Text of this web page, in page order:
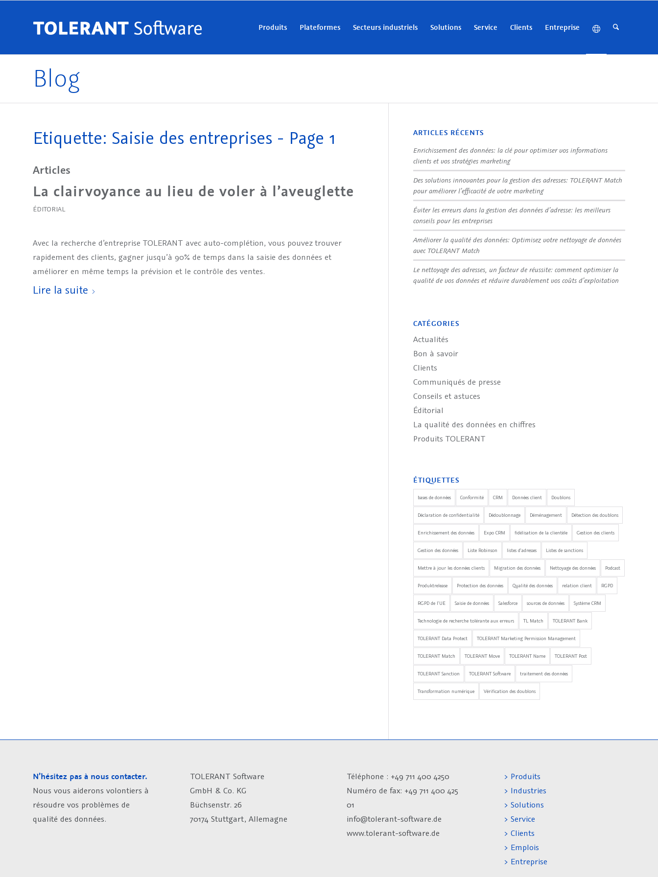
Produits Plateformes Secteurs industriels Solutions Service Clients Entreprise
Blog
Etiquette: Saisie des entreprises - Page 1
Articles
La clairvoyance au lieu de voler à l’aveuglette
ÉDITORIAL
Avec la recherche d’entreprise TOLERANT avec auto-complétion, vous pouvez trouver
rapidement des clients, gagner jusqu’à 90% de temps dans la saisie des données et
améliorer en même temps la prévision et le contrôle des ventes.
Lire la suite
ARTICLES RÉCENTS
Enrichissement des données: la clé pour optimiser vos informations
clients et vos stratégies marketing
Des solutions innovantes pour la gestion des adresses: TOLERANT Match
pour améliorer l’efficacité de votre marketing
Éviter les erreurs dans la gestion des données d’adresse: les meilleurs
conseils pour les entreprises
Améliorer la qualité des données: Optimisez votre nettoyage de données
avec TOLERANT Match
Le nettoyage des adresses, un facteur de réussite: comment optimiser la
qualité de vos données et réduire durablement vos coûts d’exploitation
CATÉGORIES
Actualités
Bon à savoir
Clients
Communiqués de presse
Conseils et astuces
Éditorial
La qualité des données en chiffres
Produits TOLERANT
ÉTIQUETTES
bases de données Conformité CRM Données client Doublons
Déclaration de confidentialité Dédoublonnage Déménagement Détection des doublons
Enrichissement des données Expo CRM fidélisation de la clientèle Gestion des clients
Gestion des données Liste Robinson listes d'adresses Listes de sanctions
Mettre à jour les données clients Migration des données Nettoyage des données Podcast
Produktrelease Protection des données Qualité des données relation client RGPD
RGPD de l'UE Saisie de données Salesforce sources de données Système CRM
Technologie de recherche tolérante aux erreurs TL Match TOLERANT Bank
TOLERANT Data Protect TOLERANT Marketing Permission Management
TOLERANT Match TOLERANT Move TOLERANT Name TOLERANT Post
TOLERANT Sanction TOLERANT Software traitement des données
Transformation numérique Vérification des doublons
N’hésitez pas à nous contacter.
Nous vous aiderons volontiers à
résoudre vos problèmes de
qualité des données.
TOLERANT Software
GmbH & Co. KG
Büchsenstr. 26
70174 Stuttgart, Allemagne
Téléphone : +49 711 400 4250
Numéro de fax: +49 711 400 425
01
info@tolerant-software.de
www.tolerant-software.de
> Produits
> Industries
> Solutions
> Service
> Clients
> Emplois
> Entreprise